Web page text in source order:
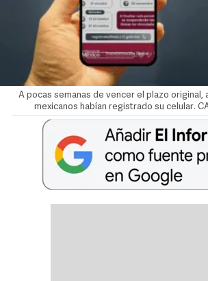
A pocas semanas de vencer el plazo original,
mexicanos habían registrado su celular.